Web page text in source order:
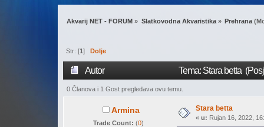
Akvarij NET - FORUM » Slatkovodna Akvaristika» Prehrana
Str: [1] Dolje
Autor Tema: Stara betta
0 Članova i 1 Gost pregledava ovu temu.
Armina
Trade Count: (0)
Stara betta
« u: Rujan 16, 2022,